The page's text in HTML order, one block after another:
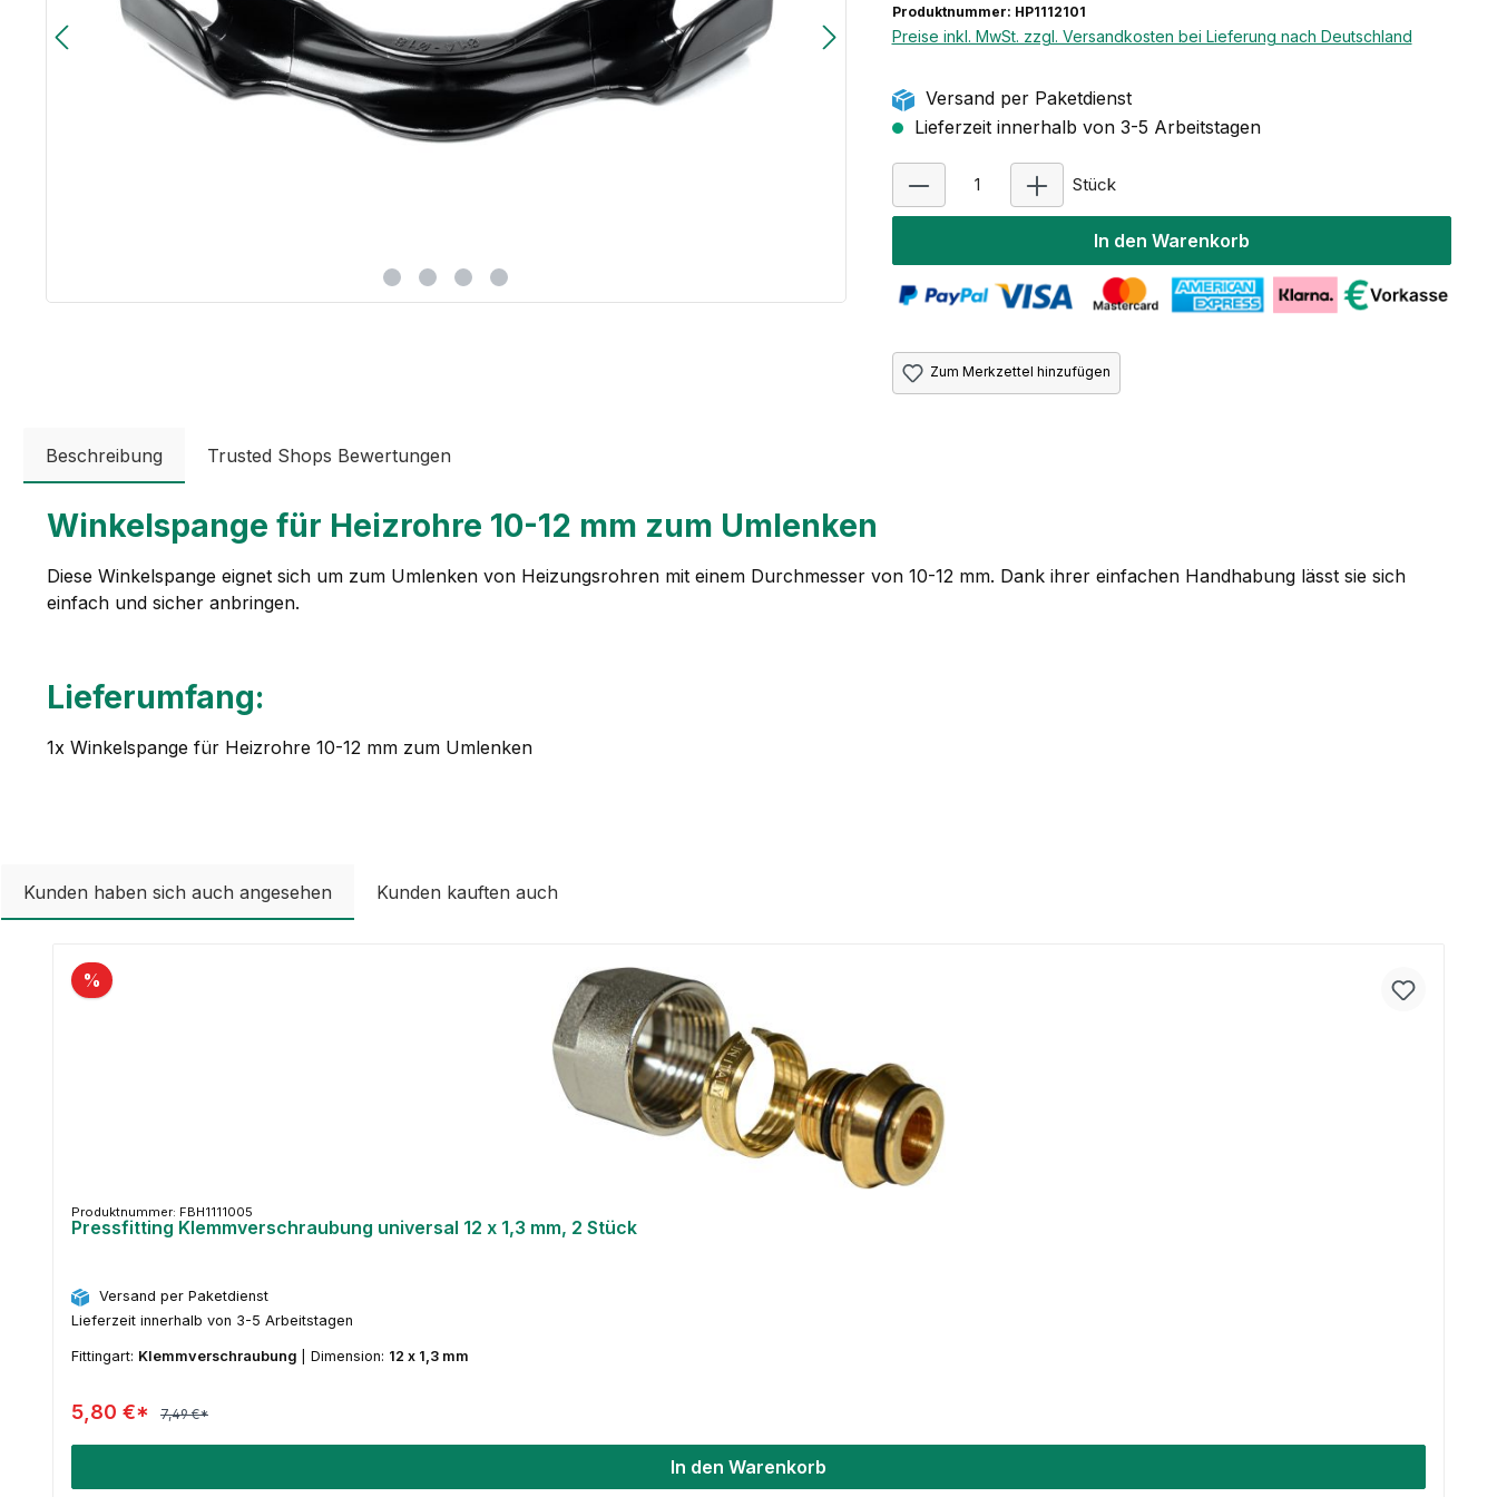
Produktnummer: HP1112101
Preise inkl. MwSt. zzgl. Versandkosten bei Lieferung nach Deutschland
Versand per Paketdienst
Lieferzeit innerhalb von 3-5 Arbeitstagen
Stück
In den Warenkorb
Zum Merkzettel hinzufügen
Beschreibung Trusted Shops Bewertungen
Winkelspange für Heizrohre 10-12 mm zum Umlenken
Diese Winkelspange eignet sich um zum Umlenken von Heizungsrohren mit einem Durchmesser von 10-12 mm. Dank ihrer einfachen Handhabung lässt sie sich
einfach und sicher anbringen.
Lieferumfang:
1x Winkelspange für Heizrohre 10-12 mm zum Umlenken
Kunden haben sich auch angesehen Kunden kauften auch
%
Produktnummer: FBH1111005
Pressfitting Klemmverschraubung universal 12 x 1,3 mm, 2 Stück
Versand per Paketdienst
Lieferzeit innerhalb von 3-5 Arbeitstagen
Fittingart: Klemmverschraubung Dimension: 12 x 1,3 mm
5,80 €* 7,49 €*
In den Warenkorb